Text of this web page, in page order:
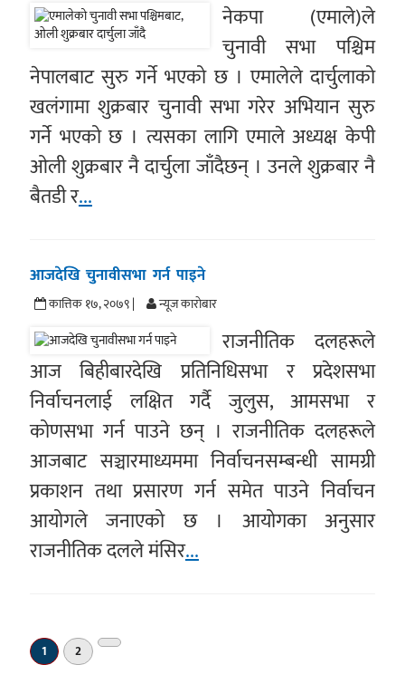
नेकपा (एमाले)ले
चुनावी सभा पश्चिम
नेपालबाट सुरु गर्ने भएको छ । एमालेले दार्चुलाको
खलंगामा शुक्रबार चुनावी सभा गरेर अभियान सुरु
गर्ने भएको छ । त्यसका लागि एमाले अध्यक्ष केपी
ओली शुक्रबार नै दार्चुला जाँदैछन् । उनले शुक्रबार नै
बैतडी र...
आजदेखि चुनावीसभा गर्न पाइने
कात्तिक १७, २०७९ | न्यूज काराेबार
राजनीतिक दलहरूले
आज बिहीबारदेखि प्रतिनिधिसभा र प्रदेशसभा
निर्वाचनलाई लक्षित गर्दै जुलुस, आमसभा र
कोणसभा गर्न पाउने छन् । राजनीतिक दलहरूले
आजबाट सञ्चारमाध्यममा निर्वाचनसम्बन्धी सामग्री
प्रकाशन तथा प्रसारण गर्न समेत पाउने निर्वाचन
आयोगले जनाएको छ । आयोगका अनुसार
राजनीतिक दलले मंसिर...
1 2
अर्को